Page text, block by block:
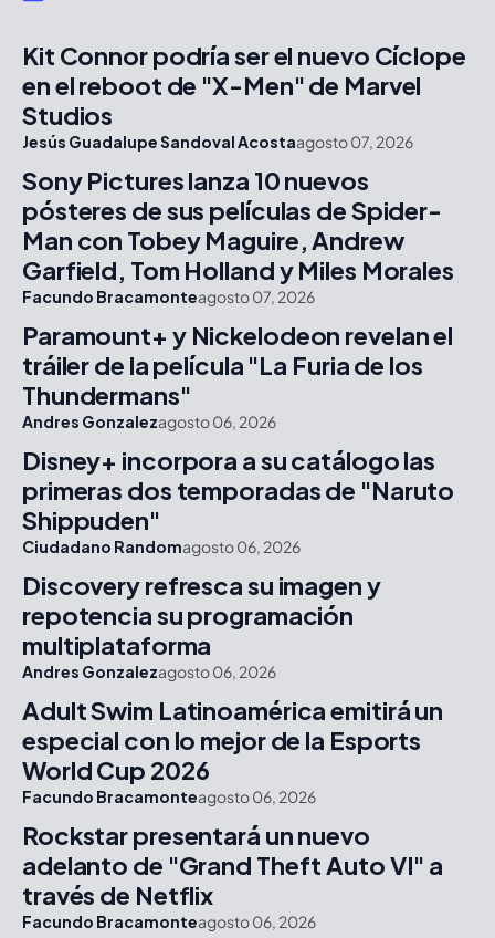
Kit Connor podría ser el nuevo Cíclope
en el reboot de "X-Men" de Marvel
Studios
Jesús Guadalupe Sandoval Acostaagosto 07, 2026
Sony Pictures lanza 10 nuevos
pósteres de sus películas de Spider-
Man con Tobey Maguire, Andrew
Garfield, Tom Holland y Miles Morales
Facundo Bracamonteagosto 07, 2026
Paramount+ y Nickelodeon revelan el
tráiler de la película "La Furia de los
Thundermans"
Andres Gonzalezagosto 06, 2026
Disney+ incorpora a su catálogo las
primeras dos temporadas de "Naruto
Shippuden"
Ciudadano Randomagosto 06, 2026
Discovery refresca su imagen y
repotencia su programación
multiplataforma
Andres Gonzalezagosto 06, 2026
Adult Swim Latinoamérica emitirá un
especial con lo mejor de la Esports
World Cup 2026
Facundo Bracamonteagosto 06, 2026
Rockstar presentará un nuevo
adelanto de "Grand Theft Auto VI" a
través de Netflix
Facundo Bracamonteagosto 06, 2026